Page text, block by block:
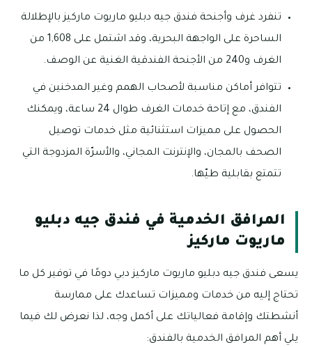
تنفرد غرف وأجنحة فندق جيه دبليو ماريوت ماركيز بالإطلالة
الساحرة على الواجهة البحرية، وقد اشتمل على 1,608 من
الغرف و240 من الأجنحة الفندقية الغنية عن الوصف.
تتوافر أماكن مناسبة لأصحاب الهمم وغير المدخنين في
الفندق، مع إتاحة خدمات الغرف طوال 24 ساعة، ويمكنك
الحصول على مميزات استثنائية مثل خدمات توصيل
الصحف بالمجان، والإنترنت المجاني، والأسرّة المزدوجة التي
تتمتع بقابلية طيّها.
المرافق الخدمية في فندق جيه دبليو
ماريوت ماركيز
يسعى فندق جيه دبليو ماريوت ماركيز دبي دومًا في توفير كل ما
تحتاج إليه من خدمات ومميزات تساعدك على ممارسة
أنشطتك وإقامة فعالياتك على أكمل وجه، لذا نعرض لك فيما
يلي أهم المرافق الخدمية بالفندق: